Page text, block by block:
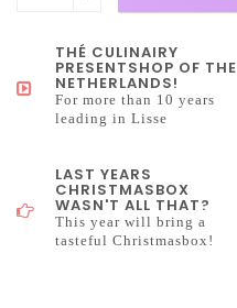
THÉ CULINAIRY
PRESENTSHOP OF THE
NETHERLANDS!
For more than 10 years
leading in Lisse
LAST YEARS
CHRISTMASBOX
WASN'T ALL THAT?
This year will bring a
tasteful Christmasbox!